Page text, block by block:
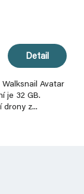
Detail
Avatar
je 32 GB.
drony z...